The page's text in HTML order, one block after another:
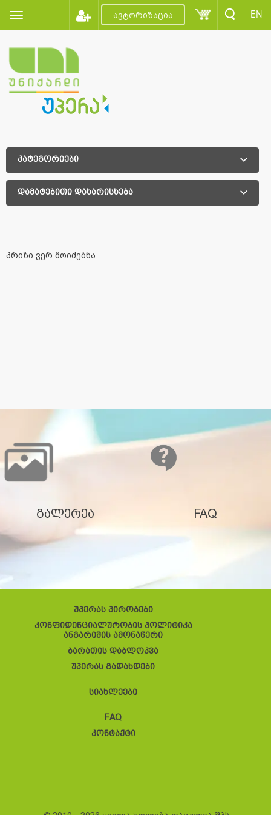
ავტორიზაცია EN
კატეგორიები
დამატებითი დახარისხება
პრიზი ვერ მოიძებნა
გალერეა FAQ
უპერას პირობები
კონფიდენციალურობის პოლიტიკა
ანგარიშის ამონაწერი
ბარათის დაბლოკვა
უპერას გადახდები
სიახლეები
FAQ
კონტაქტი